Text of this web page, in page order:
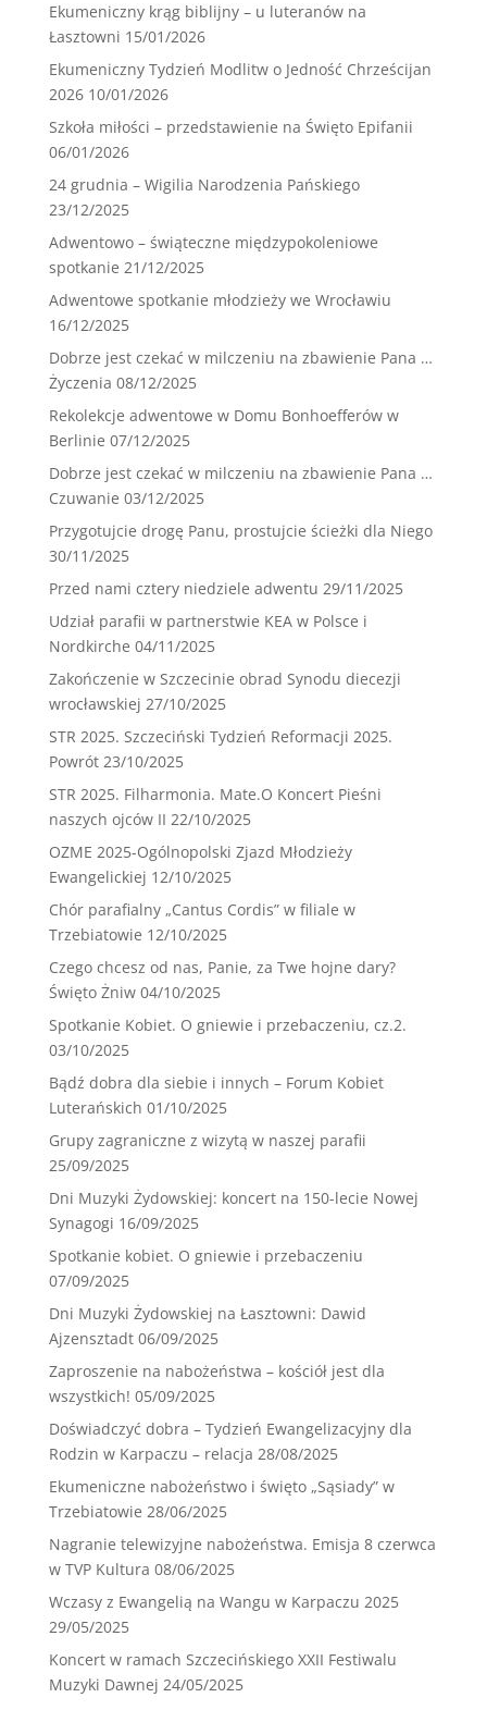
Ekumeniczny krąg biblijny – u luteranów na
Łasztowni 15/01/2026
Ekumeniczny Tydzień Modlitw o Jedność Chrześcijan
2026 10/01/2026
Szkoła miłości – przedstawienie na Święto Epifanii
06/01/2026
24 grudnia – Wigilia Narodzenia Pańskiego
23/12/2025
Adwentowo – świąteczne międzypokoleniowe
spotkanie 21/12/2025
Adwentowe spotkanie młodzieży we Wrocławiu
16/12/2025
Dobrze jest czekać w milczeniu na zbawienie Pana …
Życzenia 08/12/2025
Rekolekcje adwentowe w Domu Bonhoefferów w
Berlinie 07/12/2025
Dobrze jest czekać w milczeniu na zbawienie Pana …
Czuwanie 03/12/2025
Przygotujcie drogę Panu, prostujcie ścieżki dla Niego
30/11/2025
Przed nami cztery niedziele adwentu 29/11/2025
Udział parafii w partnerstwie KEA w Polsce i
Nordkirche 04/11/2025
Zakończenie w Szczecinie obrad Synodu diecezji
wrocławskiej 27/10/2025
STR 2025. Szczeciński Tydzień Reformacji 2025.
Powrót 23/10/2025
STR 2025. Filharmonia. Mate.O Koncert Pieśni
naszych ojców II 22/10/2025
OZME 2025-Ogólnopolski Zjazd Młodzieży
Ewangelickiej 12/10/2025
Chór parafialny „Cantus Cordis” w filiale w
Trzebiatowie 12/10/2025
Czego chcesz od nas, Panie, za Twe hojne dary?
Święto Żniw 04/10/2025
Spotkanie Kobiet. O gniewie i przebaczeniu, cz.2.
03/10/2025
Bądź dobra dla siebie i innych – Forum Kobiet
Luterańskich 01/10/2025
Grupy zagraniczne z wizytą w naszej parafii
25/09/2025
Dni Muzyki Żydowskiej: koncert na 150-lecie Nowej
Synagogi 16/09/2025
Spotkanie kobiet. O gniewie i przebaczeniu
07/09/2025
Dni Muzyki Żydowskiej na Łasztowni: Dawid
Ajzensztadt 06/09/2025
Zaproszenie na nabożeństwa – kościół jest dla
wszystkich! 05/09/2025
Doświadczyć dobra – Tydzień Ewangelizacyjny dla
Rodzin w Karpaczu – relacja 28/08/2025
Ekumeniczne nabożeństwo i święto „Sąsiady” w
Trzebiatowie 28/06/2025
Nagranie telewizyjne nabożeństwa. Emisja 8 czerwca
w TVP Kultura 08/06/2025
Wczasy z Ewangelią na Wangu w Karpaczu 2025
29/05/2025
Koncert w ramach Szczecińskiego XXII Festiwalu
Muzyki Dawnej 24/05/2025